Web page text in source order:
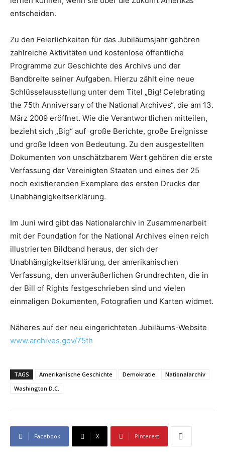
entscheiden.
Zu den Feierlichkeiten für das Jubiläumsjahr gehören
zahlreiche Aktivitäten und kostenlose öffentliche
Programme zur Geschichte des Archivs und der
Bandbreite seiner Aufgaben. Hierzu zählt eine neue
Schlüsselausstellung unter dem Titel „Big! Celebrating
the 75th Anniversary of the National Archives“, die am 13.
März 2009 eröffnet. Wie die Verantwortlichen mitteilen,
bezieht sich „Big“ auf große Berichte, große Ereignisse
und große Ideen von Bedeutung. Zu den ausgestellten
Dokumenten von unschätzbarem Wert gehören die erste
Verfassung der Vereinigten Staaten und eines der 25
noch existierenden Exemplare des ersten Drucks der
Unabhängigkeitserklärung.
Im Juni wird gibt das Nationalarchiv in Zusammenarbeit
mit der Foundation for the National Archives einen reich
illustrierten Bildband heraus, der sich der
Unabhängigkeitserklärung, der amerikanischen
Verfassung, den unveräußerlichen Grundrechten, die in
der Bill of Rights festgeschrieben sind und vielen
einmaligen Dokumenten, Fotografien und Karten widmet.
Näheres auf der neu eingerichteten Jubiläums-Website
www.archives.gov/75th
TAGS Amerikanische Geschichte Demokratie
Nationalarchiv
Washington D.C.
Facebook X Pinterest